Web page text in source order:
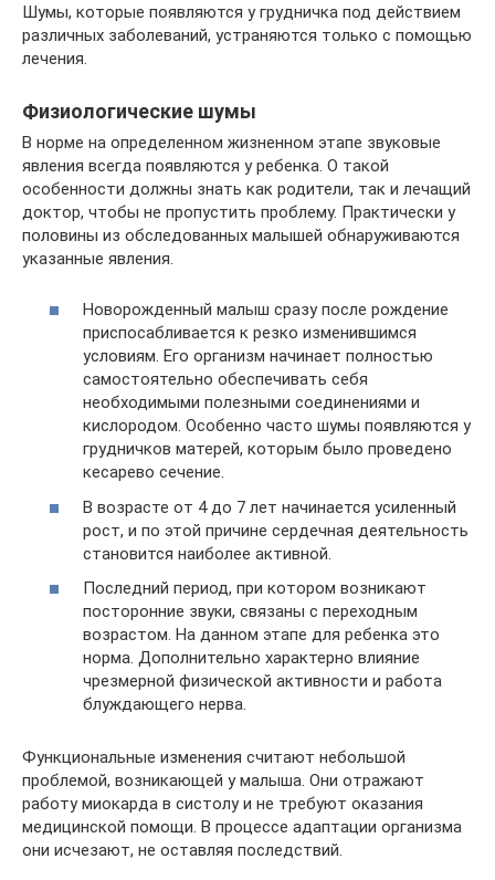
Шумы, которые появляются у грудничка под действием
различных заболеваний, устраняются только с помощью
лечения.
Физиологические шумы
В норме на определенном жизненном этапе звуковые
явления всегда появляются у ребенка. О такой
особенности должны знать как родители, так и лечащий
доктор, чтобы не пропустить проблему. Практически у
половины из обследованных малышей обнаруживаются
указанные явления.
Новорожденный малыш сразу после рождение
приспосабливается к резко изменившимся
условиям. Его организм начинает полностью
самостоятельно обеспечивать себя
необходимыми полезными соединениями и
кислородом. Особенно часто шумы появляются у
грудничков матерей, которым было проведено
кесарево сечение.
В возрасте от 4 до 7 лет начинается усиленный
рост, и по этой причине сердечная деятельность
становится наиболее активной.
Последний период, при котором возникают
посторонние звуки, связаны с переходным
возрастом. На данном этапе для ребенка это
норма. Дополнительно характерно влияние
чрезмерной физической активности и работа
блуждающего нерва.
Функциональные изменения считают небольшой
проблемой, возникающей у малыша. Они отражают
работу миокарда в систолу и не требуют оказания
медицинской помощи. В процессе адаптации организма
они исчезают, не оставляя последствий.